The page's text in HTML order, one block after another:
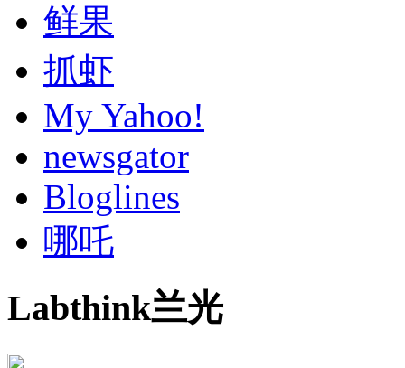
鲜果
抓虾
My Yahoo!
newsgator
Bloglines
哪吒
Labthink兰光